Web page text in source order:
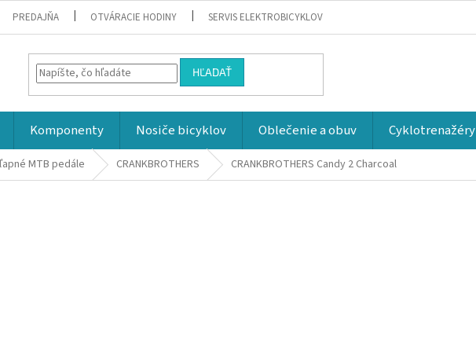
PREDAJŇA OTVÁRACIE HODINY SERVIS ELEKTROBICYKLOV
HĽADAŤ
Komponenty Nosiče bicyklov Oblečenie a obuv Cyklotrenažéry
MTB pedále CRANKBROTHERS CRANKBROTHERS Candy 2 Charcoal